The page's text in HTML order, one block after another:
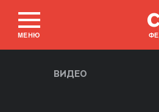
МЕНЮ
ВИДЕО